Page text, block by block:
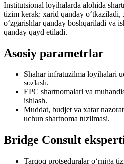
Institutsional loyihalarda alohida
tizim kerak: xarid qanday o‘tkaziladi,
o‘zgarishlar qanday boshqariladi va
qanday qayd etiladi.
Asosiy parametrlar
Shahar infratuzilma loyihalari
sozlash.
EPC shartnomalari va
ishlash.
Muddat, budjet va xatar
uchun shartnoma tuzilmasi.
Bridge Consult
Tarqoq protseduralar o‘rniga